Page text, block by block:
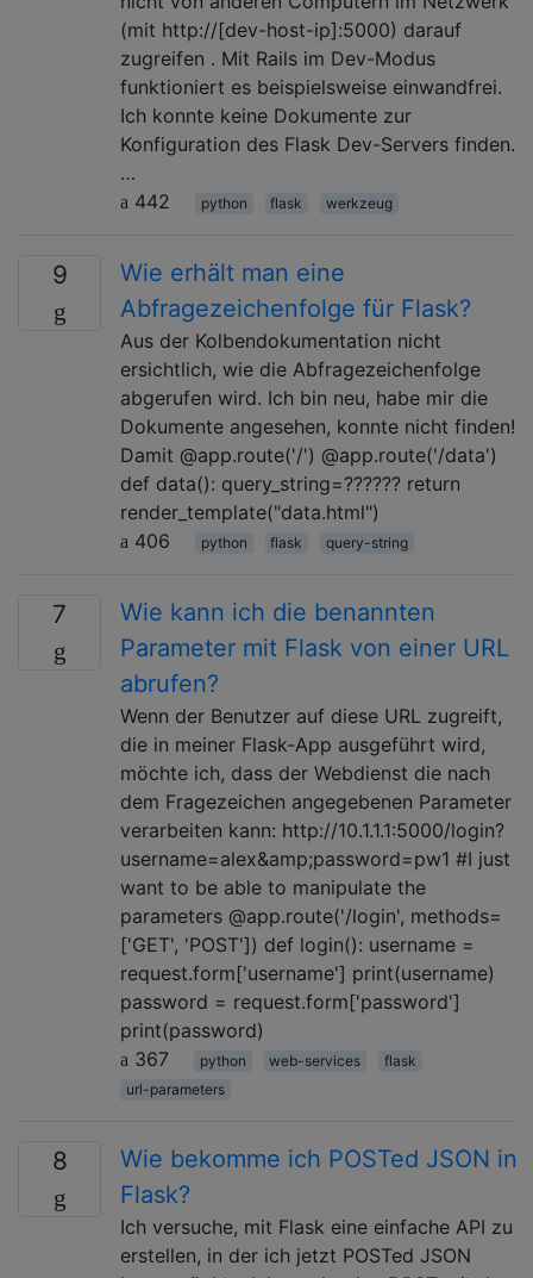
(mit http://[dev-host-ip]:5000) darauf
zugreifen . Mit Rails im Dev-Modus
funktioniert es beispielsweise einwandfrei.
Ich konnte keine Dokumente zur
Konfiguration des Flask Dev-Servers finden.
…
442
python flask werkzeug
9
Wie erhält man eine
Abfragezeichenfolge für Flask?
Aus der Kolbendokumentation nicht
ersichtlich, wie die Abfragezeichenfolge
abgerufen wird. Ich bin neu, habe mir die
Dokumente angesehen, konnte nicht finden!
Damit @app.route('/') @app.route('/data')
def data(): query_string=?????? return
render_template("data.html")
406
python flask query-string
7
Wie kann ich die benannten
Parameter mit Flask von einer URL
abrufen?
Wenn der Benutzer auf diese URL zugreift,
die in meiner Flask-App ausgeführt wird,
möchte ich, dass der Webdienst die nach
dem Fragezeichen angegebenen Parameter
verarbeiten kann: http://10.1.1.1:5000/login?
username=alex&amp;password=pw1 #I just
want to be able to manipulate the
parameters @app.route('/login', methods=
['GET', 'POST']) def login(): username =
request.form['username'] print(username)
password = request.form['password']
print(password)
367
python web-services
flask
url-parameters
8
Wie bekomme ich POSTed JSON in
Flask?
Ich versuche, mit Flask eine einfache API zu
erstellen, in der ich jetzt POSTed JSON